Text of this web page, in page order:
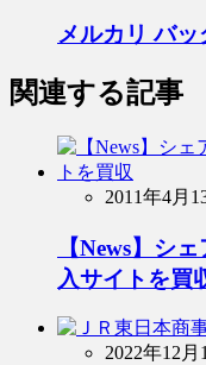
メルカリ バ
関連する記事
2011年4月
【News】シ
入サイトを買
2022年12月